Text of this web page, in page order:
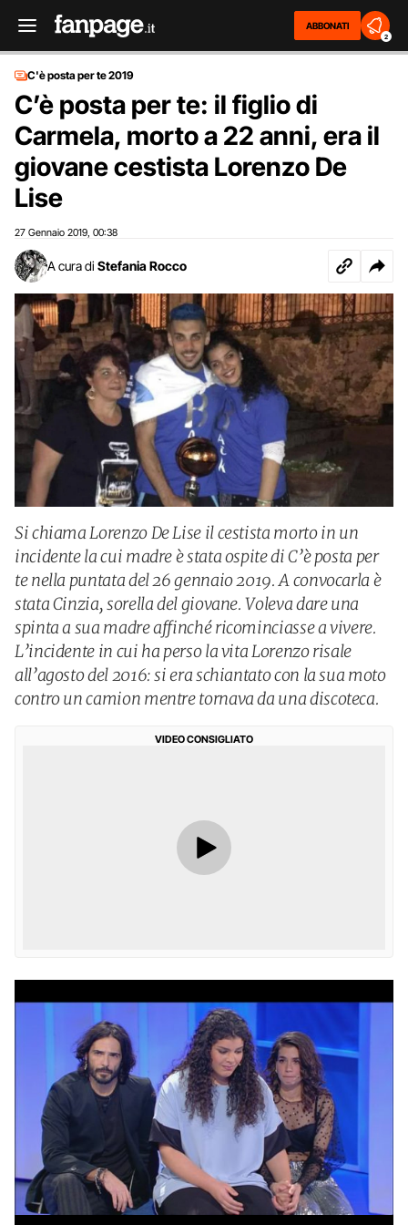
ABBONATI
2
C'è posta per te 2019
C’è posta per te: il figlio di
Carmela, morto a 22 anni, era il
giovane cestista Lorenzo De
Lise
27 Gennaio 2019 00:38
A cura di Stefania Rocco
Si chiama Lorenzo De Lise il cestista morto in un
incidente la cui madre è stata ospite di C’è posta per
te nella puntata del 26 gennaio 2019. A convocarla è
stata Cinzia, sorella del giovane. Voleva dare una
spinta a sua madre affinché ricominciasse a vivere.
L’incidente in cui ha perso la vita Lorenzo risale
all’agosto del 2016: si era schiantato con la sua moto
contro un camion mentre tornava da una discoteca.
VIDEO CONSIGLIATO